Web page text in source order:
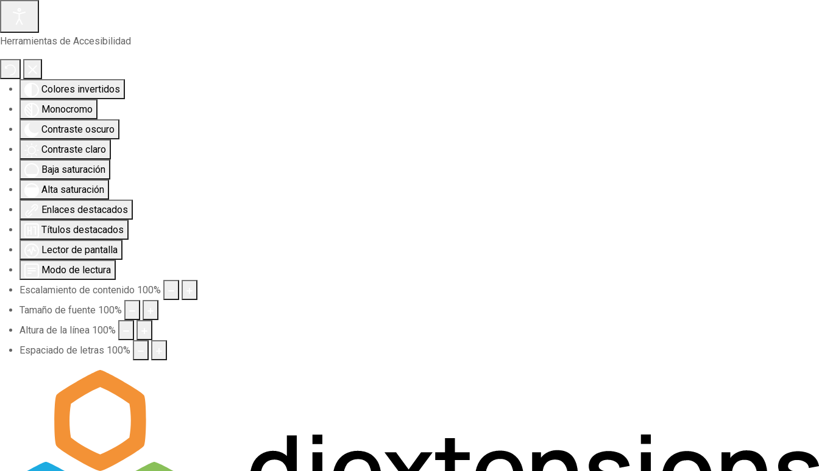
Herramientas de Accesibilidad
Colores invertidos
Monocromo
Contraste oscuro
Contraste claro
Baja saturación
Alta saturación
Enlaces destacados
Títulos destacados
Lector de pantalla
Modo de lectura
Escalamiento de contenido 100%
Tamaño de fuente 100%
Altura de la línea 100%
Espaciado de letras 100%